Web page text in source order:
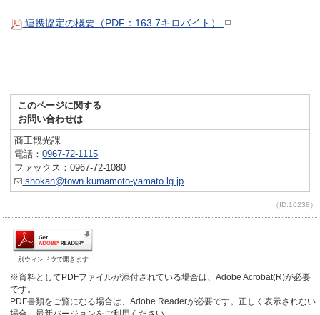
連携協定の概要（PDF：163.7キロバイト）
このページに関する
お問い合わせは
商工観光課
電話：0967-72-1115
ファックス：0967-72-1080
shokan@town.kumamoto-yamato.lg.jp
（ID:10238）
別ウィンドウで開きます
※資料としてPDFファイルが添付されている場合は、Adobe Acrobat(R)が必要
です。
PDF書類をご覧になる場合は、Adobe Readerが必要です。正しく表示されない
場合、最新バージョンをご利用ください。